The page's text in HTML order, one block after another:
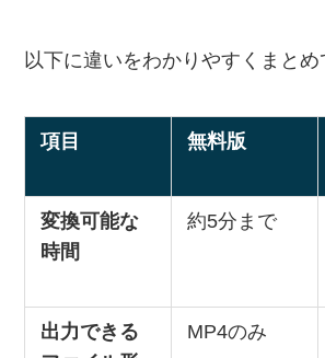
以下に違いをわかりやすくまとめ
項目 無料版
変換可能な
時間
約5分まで
出力できる
MP4のみ